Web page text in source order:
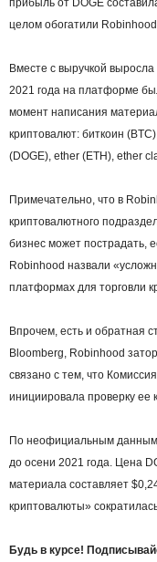
целом обогатили
Вместе с выручкой
2021 года на платформе
момент написания
криптовалют: биткоин
(DOGE), ether (ETH), ether
Примечательно, что в
криптовалютного
бизнес может пострадать,
Robinhood назвали
платформах для торговли
Впрочем, есть и обратная
Bloomberg, Robinhood
связано с тем, что
инициировала проверку ее
По неофициальным
до осени 2021 года. Цена
материала составляет
криптовалюты»
Будь в курсе!